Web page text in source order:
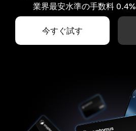
業界最安水準の手数料
今すぐ試す